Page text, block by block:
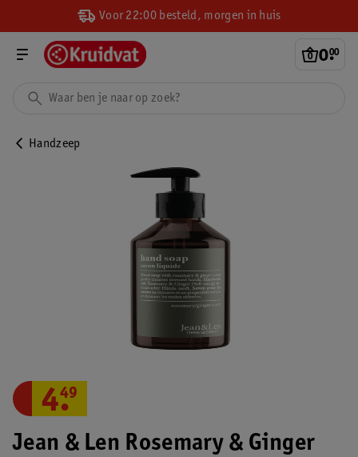
Voor 22:00 besteld, morgen in huis
0.
00
Handzeep
Jean & Len Rosemary & Ginger
4.
49